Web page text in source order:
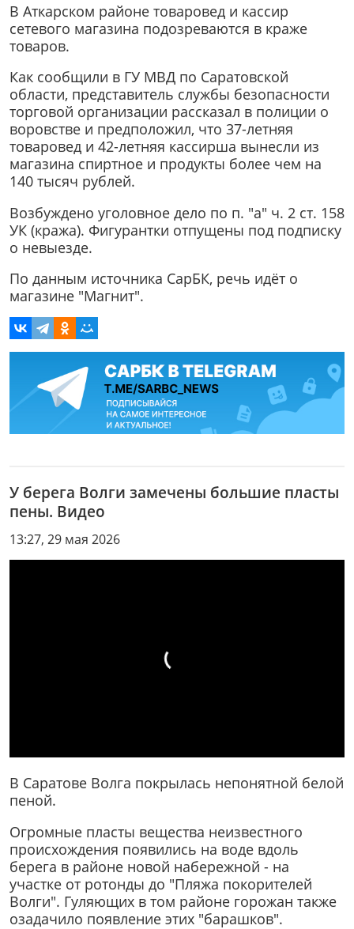
В Аткарском районе товаровед и кассир
сетевого магазина подозреваются в краже
товаров.
Как сообщили в ГУ МВД по Саратовской
области, представитель службы безопасности
торговой организации рассказал в полиции о
воровстве и предположил, что 37-летняя
товаровед и 42-летняя кассирша вынесли из
магазина спиртное и продукты более чем на
140 тысяч рублей.
Возбуждено уголовное дело по п. "а" ч. 2 ст. 158
УК (кража). Фигурантки отпущены под подписку
о невыезде.
По данным источника СарБК, речь идёт о
магазине "Магнит".
У берега Волги замечены большие пласты
пены. Видео
13:27, 29 мая 2026
В Саратове Волга покрылась непонятной белой
пеной.
Огромные пласты вещества неизвестного
происхождения появились на воде вдоль
берега в районе новой набережной - на
участке от ротонды до "Пляжа покорителей
Волги". Гуляющих в том районе горожан также
озадачило появление этих "барашков".